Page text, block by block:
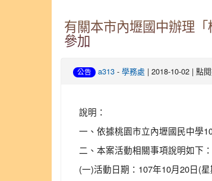
有關本市內壢國中辦理
參加
公告 a313 - 學務處 | 2018-10-02 | 點
說明：
一、依據桃園市立內壢國民中學
二、本案活動相關事項說明如下：
(一)活動日期：107年10月20日(